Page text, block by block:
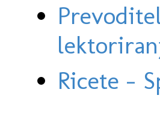
Ricete -